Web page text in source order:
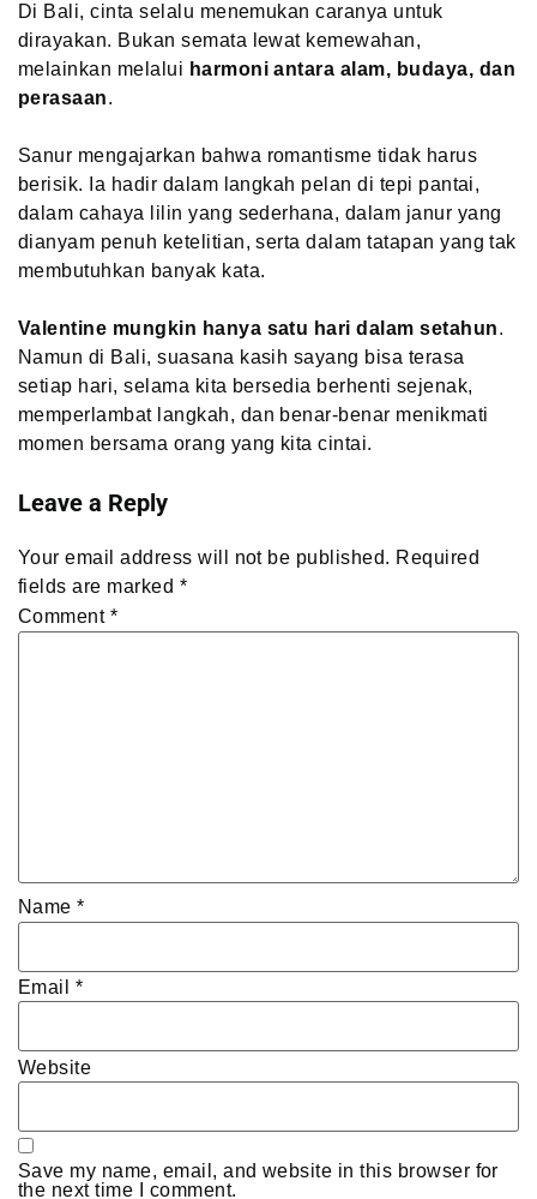
Di Bali, cinta selalu menemukan caranya untuk
dirayakan. Bukan semata lewat kemewahan,
melainkan melalui harmoni antara alam, budaya, dan
perasaan.
Sanur mengajarkan bahwa romantisme tidak harus
berisik. Ia hadir dalam langkah pelan di tepi pantai,
dalam cahaya lilin yang sederhana, dalam janur yang
dianyam penuh ketelitian, serta dalam tatapan yang tak
membutuhkan banyak kata.
Valentine mungkin hanya satu hari dalam setahun.
Namun di Bali, suasana kasih sayang bisa terasa
setiap hari, selama kita bersedia berhenti sejenak,
memperlambat langkah, dan benar-benar menikmati
momen bersama orang yang kita cintai.
Leave a Reply
Your email address will not be published. Required
fields are marked *
Comment *
Name*
Email *
Website
Save my name, email, and website in this browser for
the next time I comment.